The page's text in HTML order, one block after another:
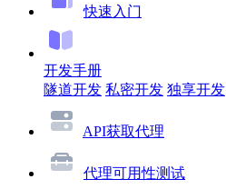
快速入门
开发手册
隧道开发 私密开发 独享开发
API获取代理
代理可用性测试